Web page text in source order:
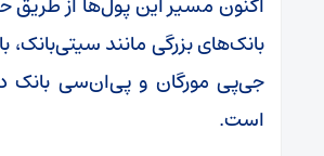
بانک‌های بزرگی مانند سیتی‌بانک،
جی‌پی مورگان و پی‌ان‌سی بانک
است.